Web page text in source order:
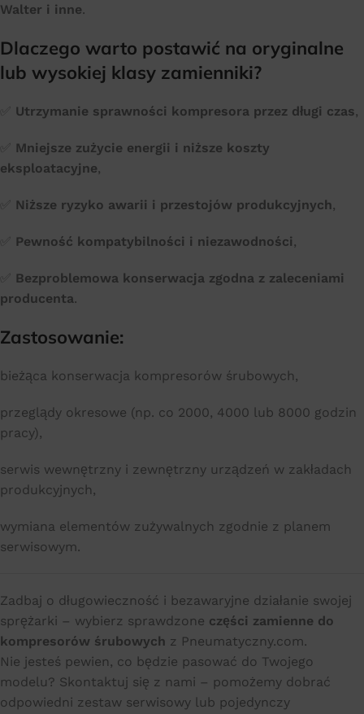
Walter i inne.
Dlaczego warto postawić na oryginalne
lub wysokiej klasy zamienniki?
Utrzymanie sprawności kompresora przez długi czas,
Mniejsze zużycie energii i niższe koszty
eksploatacyjne,
Niższe ryzyko awarii i przestojów produkcyjnych,
Pewność kompatybilności i niezawodności,
Bezproblemowa konserwacja zgodna z zaleceniami
producenta.
Zastosowanie:
bieżąca konserwacja kompresorów śrubowych,
przeglądy okresowe (np. co 2000, 4000 lub 8000 godzin
pracy),
serwis wewnętrzny i zewnętrzny urządzeń w zakładach
produkcyjnych,
wymiana elementów zużywalnych zgodnie z planem
serwisowym.
Zadbaj o długowieczność i bezawaryjne działanie swojej
sprężarki – wybierz sprawdzone części zamienne do
kompresorów śrubowych z Pneumatyczny.com.
Nie jesteś pewien, co będzie pasować do Twojego
modelu? Skontaktuj się z nami – pomożemy dobrać
odpowiedni zestaw serwisowy lub pojedynczy